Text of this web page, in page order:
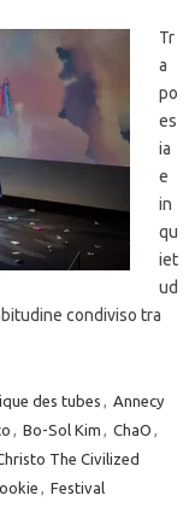
Tr
a
po
es
ia
e
in
qu
iet
ud
condiviso tra
des tubes , Annecy
, Bo-Sol Kim , ChaO ,
The Civilized
, Festival